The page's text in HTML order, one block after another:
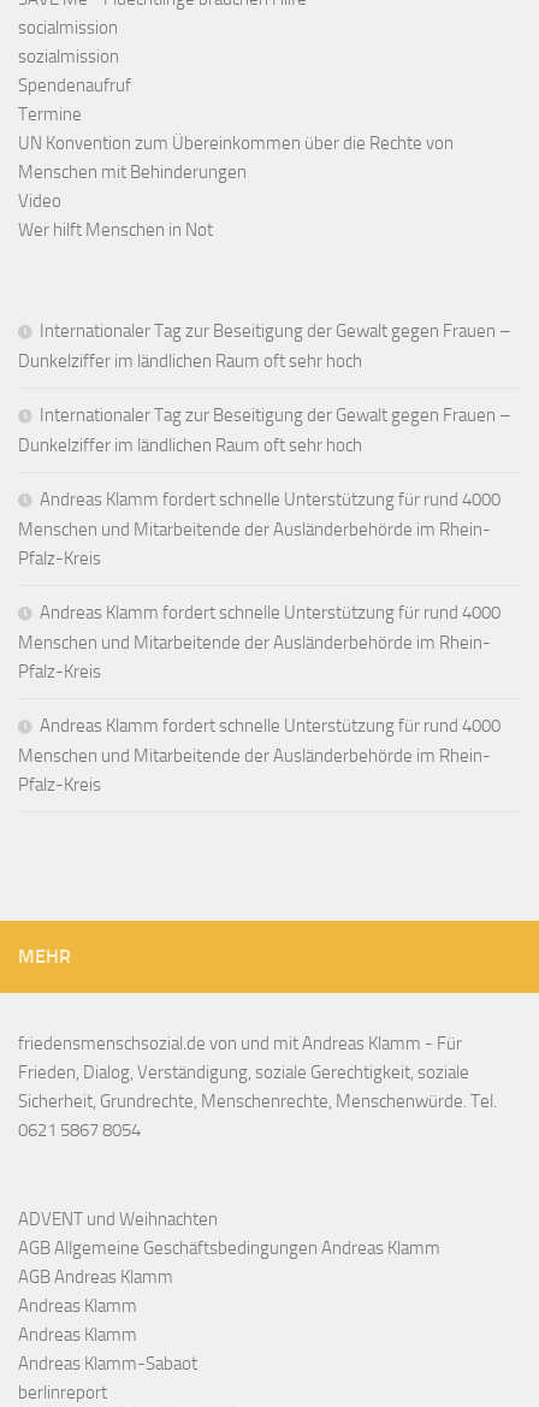
socialmission
sozialmission
Spendenaufruf
Termine
UN Konvention zum Übereinkommen über die Rechte von
Menschen mit Behinderungen
Video
Wer hilft Menschen in Not
Internationaler Tag zur Beseitigung der Gewalt gegen Frauen –
Dunkelziffer im ländlichen Raum oft sehr hoch
Internationaler Tag zur Beseitigung der Gewalt gegen Frauen –
Dunkelziffer im ländlichen Raum oft sehr hoch
Andreas Klamm fordert schnelle Unterstützung für rund 4000
Menschen und Mitarbeitende der Ausländerbehörde im Rhein-
Pfalz-Kreis
Andreas Klamm fordert schnelle Unterstützung für rund 4000
Menschen und Mitarbeitende der Ausländerbehörde im Rhein-
Pfalz-Kreis
Andreas Klamm fordert schnelle Unterstützung für rund 4000
Menschen und Mitarbeitende der Ausländerbehörde im Rhein-
Pfalz-Kreis
MEHR
friedensmenschsozial.de von und mit Andreas Klamm - Für
Frieden, Dialog, Verständigung, soziale Gerechtigkeit, soziale
Sicherheit, Grundrechte, Menschenrechte, Menschenwürde. Tel.
0621 5867 8054
ADVENT und Weihnachten
AGB Allgemeine Geschäftsbedingungen Andreas Klamm
AGB Andreas Klamm
Andreas Klamm
Andreas Klamm
Andreas Klamm-Sabaot
berlinreport